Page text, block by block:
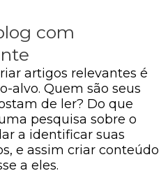
com
artigos relevantes é
alvo. Quem são seus
de ler? Do que
pesquisa sobre o
a identificar suas
e assim criar conteúdo
a eles.